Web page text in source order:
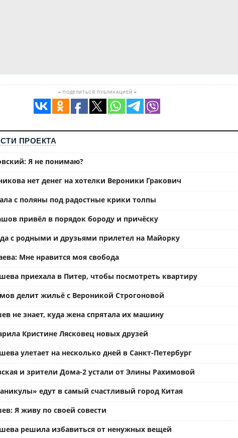
≡ ПОДЕЛИТЬСЯ ПУБЛИКАЦИЕЙ ≡
ПРОЕКТА
Я не понимаю?
нет денег на хотелки Вероники Гракович
с поляны под радостные крики толпы
привёл в порядок бороду и причёску
с родными и друзьями прилетел на Майорку
Мне нравится моя свобода
приехала в Питер, чтобы посмотреть квартиру
делит жильё с Вероникой Строгоновой
не знает, куда жена спрятала их машину
Кристине Лясковец новых друзей
улетает на несколько дней в Санкт-Петербург
и зрители Дома-2 устали от Элины Рахимовой
едут в самый счастливый город Китая
Я живу по своей совести
решила избавиться от ненужных вещей